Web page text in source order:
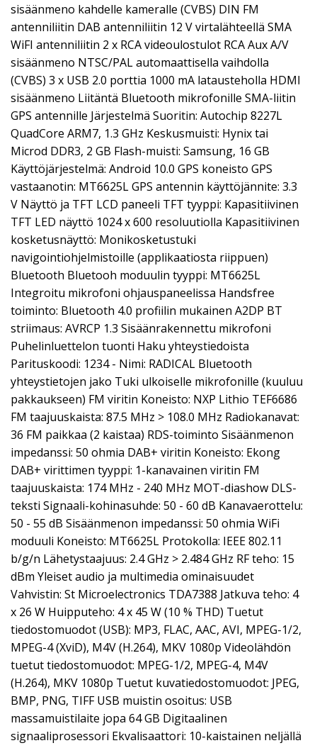
sisäänmeno kahdelle kameralle (CVBS) DIN FM
antenniliitin DAB antenniliitin 12 V virtalähteellä SMA
WiFI antenniliitin 2 x RCA videoulostulot RCA Aux A/V
sisäänmeno NTSC/PAL automaattisella vaihdolla
(CVBS) 3 x USB 2.0 porttia 1000 mA latausteholla HDMI
sisäänmeno Liitäntä Bluetooth mikrofonille SMA-liitin
GPS antennille Järjestelmä Suoritin: Autochip 8227L
QuadCore ARM7, 1.3 GHz Keskusmuisti: Hynix tai
Microd DDR3, 2 GB Flash-muisti: Samsung, 16 GB
Käyttöjärjestelmä: Android 10.0 GPS koneisto GPS
vastaanotin: MT6625L GPS antennin käyttöjännite: 3.3
V Näyttö ja TFT LCD paneeli TFT tyyppi: Kapasitiivinen
TFT LED näyttö 1024 x 600 resoluutiolla Kapasitiivinen
kosketusnäyttö: Monikosketustuki
navigointiohjelmistoille (applikaatiosta riippuen)
Bluetooth Bluetooh moduulin tyyppi: MT6625L
Integroitu mikrofoni ohjauspaneelissa Handsfree
toiminto: Bluetooth 4.0 profiilin mukainen A2DP BT
striimaus: AVRCP 1.3 Sisäänrakennettu mikrofoni
Puhelinluettelon tuonti Haku yhteystiedoista
Parituskoodi: 1234 - Nimi: RADICAL Bluetooth
yhteystietojen jako Tuki ulkoiselle mikrofonille (kuuluu
pakkaukseen) FM viritin Koneisto: NXP Lithio TEF6686
FM taajuuskaista: 87.5 MHz > 108.0 MHz Radiokanavat:
36 FM paikkaa (2 kaistaa) RDS-toiminto Sisäänmenon
impedanssi: 50 ohmia DAB+ viritin Koneisto: Ekong
DAB+ virittimen tyyppi: 1-kanavainen viritin FM
taajuuskaista: 174 MHz - 240 MHz MOT-diashow DLS-
teksti Signaali-kohinasuhde: 50 - 60 dB Kanavaerottelu:
50 - 55 dB Sisäänmenon impedanssi: 50 ohmia WiFi
moduuli Koneisto: MT6625L Protokolla: IEEE 802.11
b/g/n Lähetystaajuus: 2.4 GHz > 2.484 GHz RF teho: 15
dBm Yleiset audio ja multimedia ominaisuudet
Vahvistin: St Microelectronics TDA7388 Jatkuva teho: 4
x 26 W Huipputeho: 4 x 45 W (10 % THD) Tuetut
tiedostomuodot (USB): MP3, FLAC, AAC, AVI, MPEG-1/2,
MPEG-4 (XviD), M4V (H.264), MKV 1080p Videolähdön
tuetut tiedostomuodot: MPEG-1/2, MPEG-4, M4V
(H.264), MKV 1080p Tuetut kuvatiedostomuodot: JPEG,
BMP, PNG, TIFF USB muistin osoitus: USB
massamuistilaite jopa 64 GB Digitaalinen
signaaliprosessori Ekvalisaattori: 10-kaistainen neljällä